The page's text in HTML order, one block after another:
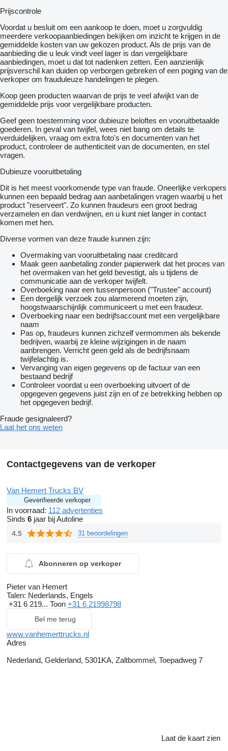
OPBOUW:
- Bouwjaar: 2009
- Open laadbak met hardhouten vloer
- Aluminium zijborden
- Achterbord met ondersteuning
- Afmetingen inwendig: 640 x 249 cm
- Laadvloerhoogte 110 cm
- Kisten
- Werklampen
- MAN
- 6x2
- Euro 4
- Automaat
- Sper
- Airco
- 9000 kg vooras
- Camera
- Vangmuil koppeling onderbouw
- Klapbumper
- Wielbasis 475 cm
Direct inzetbaar, APK/TUV/MOT 20-04-2024
Kraan gekeurd tot 01-05-2024
Zeer nette NL truck met kraan, alles verkeerd in zeer nette
staat!!
= Meer informatie =
Asconfiguratie
Vooras: Bandenmaat: 385/65 R22.5; Meesturend; Bandenprofiel
links: 50%; Bandenprofiel rechts: 50%
Achteras 1: Bandenmaat: 315/70 R22.5; Bandenprofiel
linksbinnen: 40%; Bandenprofiel linksbuiten: 40%; Bandenprofiel
rechtsbinnen: 30%; Bandenprofiel rechtsbuiten: 30%
Achteras 2: Bandenmaat: 315/70 R22.5; Meesturend;
Bandenprofiel links: 30%; Bandenprofiel rechts: 30%
Functioneel
Kraan: HMF 4220 K2, bouwjaar 2009, achter de cabine
Hoogte laadvloer: 110 cm
Staat
Optische staat: zeer goed
Identificatie
Kenteken: BV-XN-94
Serienummer: WMA18XZZX9W133434
Prijscontrole
Voordat u besluit om een ​​aankoop te doen, moet u zorgvuldig
meerdere verkoopaanbiedingen bekijken om inzicht te krijgen in de
gemiddelde kosten van uw gekozen product. Als de prijs van de
aanbieding die u leuk vindt veel lager is dan vergelijkbare
aanbiedingen, moet u dat tot nadenken zetten. Een aanzienlijk
prijsverschil kan duiden op verborgen gebreken of een poging van de
verkoper om frauduleuze handelingen te plegen.
Koop geen producten waarvan de prijs te veel afwijkt van de
gemiddelde prijs voor vergelijkbare producten.
Geef geen toestemming voor dubieuze beloftes en vooruitbetaalde
goederen. In geval van twijfel, wees niet bang om details te
verduidelijken, vraag om extra foto's en documenten van het
product, controleer de authenticiteit van de documenten, en stel
vragen.
Dubieuze vooruitbetaling
Dit is het meest voorkomende type van fraude. Oneerlijke verkopers
kunnen een bepaald bedrag aan aanbetalingen vragen waarbij u het
product "reserveert". Zo kunnen fraudeurs een groot bedrag
verzamelen en dan verdwijnen, en u kunt niet langer in contact
komen met hen.
Diverse vormen van deze fraude kunnen zijn:
Overmaking van vooruitbetaling naar creditcard
Maak geen aanbetaling zonder papierwerk dat het proces van
het overmaken van het geld bevestigt, als u tijdens de
communicatie aan de verkoper twijfelt.
Overboeking naar een tussenpersoon ("Trustee" account)
Een dergelijk verzoek zou alarmerend moeten zijn,
hoogstwaarschijnlijk communiceert u met een fraudeur.
Overboeking naar een bedrijfsaccount met een vergelijkbare
naam
Pas op, fraudeurs kunnen zichzelf vermommen als bekende
bedrijven, waarbij ze kleine wijzigingen in de naam
aanbrengen. Verricht geen geld als de bedrijfsnaam
twijfelachtig is.
Vervanging van eigen gegevens op de factuur van een
bestaand bedrijf
Controleer voordat u een overboeking uitvoert of de
opgegeven gegevens juist zijn en of ze betrekking hebben op
het opgegeven bedrijf.
Fraude gesignaleerd?
Laat het ons weten
Contactgegevens van de verkoper
Van Hemert Trucks BV
Geverifieerde verkoper
In voorraad: 112 advertenties
Sinds 6 jaar bij Autoline
4.5 31 beoordelingen
Abonneren op verkoper
Pieter van Hemert
Talen: Nederlands, Engels
+31 6 219... Toon +31 6 21998798
Bel me terug
www.vanhemerttrucks.nl
Adres
Nederland, Gelderland, 5301KA, Zaltbommel, Toepadweg 7
Laat de kaart zien